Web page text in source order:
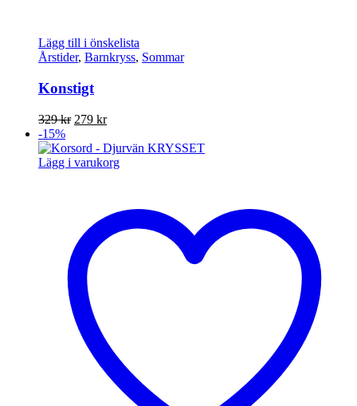
Lägg till i önskelista
Årstider, Barnkryss, Sommar
Konstigt
329kr Det
priset
var:
279 krDet
priset
är:
-15%
Lägg i varukorg